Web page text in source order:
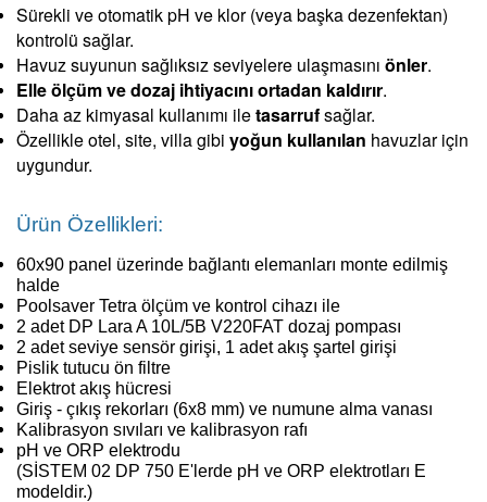
Sürekli ve otomatik pH ve klor (veya başka dezenfektan)
kontrolü sağlar.
Havuz suyunun sağlıksız seviyelere ulaşmasını önler.
Elle ölçüm ve dozaj ihtiyacını ortadan kaldırır.
Daha az kimyasal kullanımı iletasarrufsağlar.
Özellikle otel, site, villa gibi yoğun kullanılan havuzlar için
uygundur.
Ürün Özellikleri:
60x90 panel üzerinde bağlantı elemanları monte edilmiş
halde
Poolsaver Tetra ölçüm ve kontrol cihazı ile
2 adet DP Lara A 10L/5B V220FAT dozaj pompası
2 adet seviye sensör girişi, 1 adet akış şartel girişi
Pislik tutucu ön filtre
Elektrot akış hücresi
Giriş - çıkış rekorları (6x8 mm) ve numune alma vanası
Kalibrasyon sıvıları ve kalibrasyon rafı
pH ve ORP elektrodu
(SİSTEM 02 DP 750 E'lerde pH ve ORP elektrotları E
modeldir.)